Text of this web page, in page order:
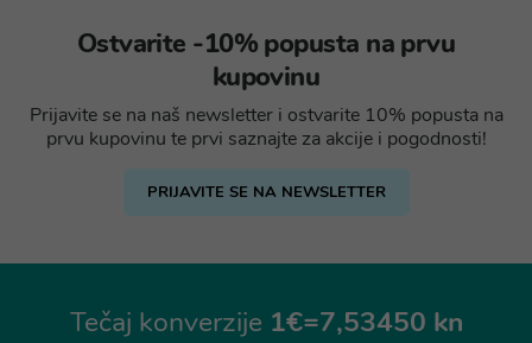
Ostvarite -10% popusta na prvu
kupovinu
Prijavite se na naš newsletter i ostvarite 10% popusta na
prvu kupovinu te prvi saznajte za akcije i pogodnosti!
PRIJAVITE SE NA NEWSLETTER
Tečaj konverzije 1€=7,53450 kn